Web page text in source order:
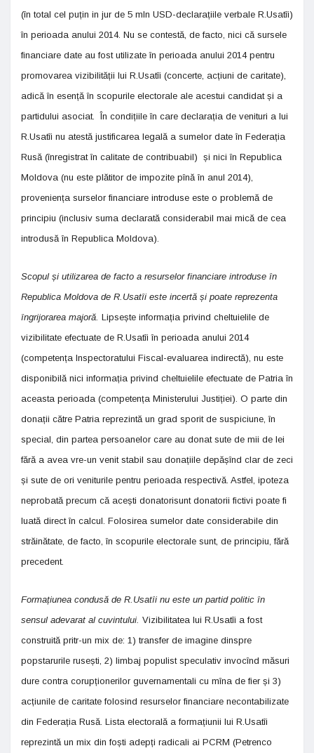
(în total cel puțin in jur de 5 mln USD-declarațiile verbale R.Usatîi)
în perioada anului 2014. Nu se contestă, de facto, nici că sursele
financiare date au fost utilizate în perioada anului 2014 pentru
promovarea vizibilității lui R.Usatîi (concerte, acțiuni de caritate),
adică în esență în scopurile electorale ale acestui candidat și a
partidului asociat. În condițiile în care declarația de venituri a lui
R.Usatîi nu atestă justificarea legală a sumelor date în Federația
Rusă (înregistrat în calitate de contribuabil) și nici în Republica
Moldova (nu este plătitor de impozite pînă în anul 2014),
proveniența surselor financiare introduse este o problemă de
principiu (inclusiv suma declarată considerabil mai mică de cea
introdusă în Republica Moldova).
Scopul și utilizarea de facto a resurselor financiare introduse în
Republica Moldova de R.Usatîi este incertă și poate reprezenta
îngrijorarea majoră. Lipsește informația privind cheltuielile de
vizibilitate efectuate de R.Usatîi în perioada anului 2014
(competența Inspectoratului Fiscal-evaluarea indirectă), nu este
disponibilă nici informația privind cheltuielile efectuate de Patria în
aceasta perioada (competența Ministerului Justiției). O parte din
donații către Patria reprezintă un grad sporit de suspiciune, în
special, din partea persoanelor care au donat sute de mii de lei
fără a avea vre-un venit stabil sau donațiile depășînd clar de zeci
și sute de ori veniturile pentru perioada respectivă. Astfel, ipoteza
neprobată precum că acești donatorisunt donatorii fictivi poate fi
luată direct în calcul. Folosirea sumelor date considerabile din
străinătate, de facto, în scopurile electorale sunt, de principiu, fără
precedent.
Formațiunea condusă de R.Usatîi nu este un partid politic în
sensul adevarat al cuvintului. Vizibilitatea lui R.Usatîi a fost
construită pritr-un mix de: 1) transfer de imagine dinspre
popstarurile rusești, 2) limbaj populist speculativ invocînd măsuri
dure contra corupționerilor guvernamentali cu mîna de fier și 3)
acțiunile de caritate folosind resurselor financiare necontabilizate
din Federația Rusă. Lista electorală a formațiunii lui R.Usatîi
reprezintă un mix din foști adepți radicali ai PCRM (Petrenco